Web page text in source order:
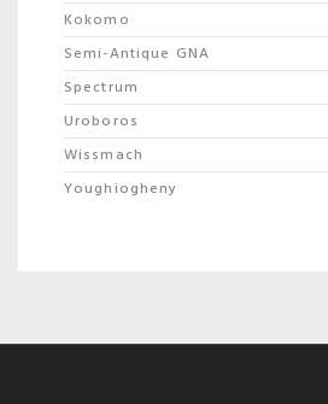
Kokomo
Semi-Antique GNA
Spectrum
Uroboros
Wissmach
Youghiogheny